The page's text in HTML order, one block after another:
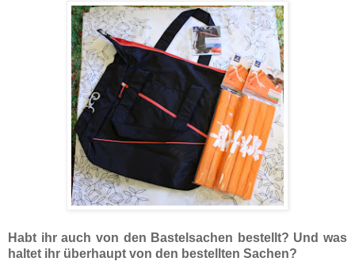
Habt ihr auch von den Bastelsachen bestellt? Und was
haltet ihr überhaupt von den bestellten Sachen?